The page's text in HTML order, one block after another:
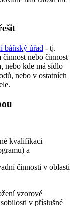
báňský úřad - tj.
nebo činnost
nebo kde má sídlo
nebo v ostatních
kvalifikaci
a
činnosti v oblasti
vzorové
v příslušné